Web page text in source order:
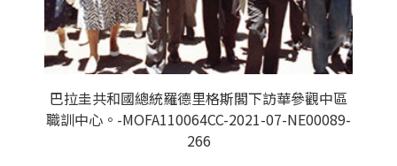
巴拉圭共和國總統羅德里格斯閣下訪華參觀中區
職訓中心。-MOFA110064CC-2021-07-NE00089-
266